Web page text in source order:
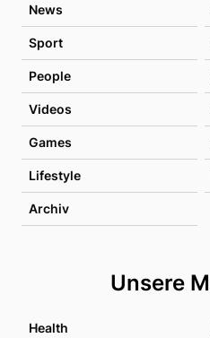
News
Sport
People
Videos
Games
Lifestyle
Archiv
Unsere
Health